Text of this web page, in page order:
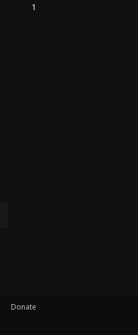
1
Donate